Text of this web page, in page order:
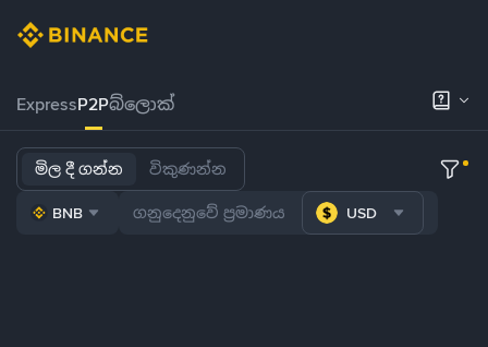
ExpressP2Pබ්ලොක්
මිල දී ගන්න විකුණන්න
BNB USD